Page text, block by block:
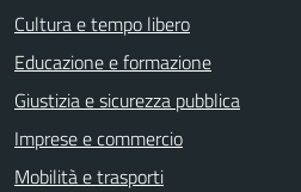
Cultura e tempo libero
Educazione e formazione
Giustizia e sicurezza pubblica
Imprese e commercio
Mobilità e trasporti